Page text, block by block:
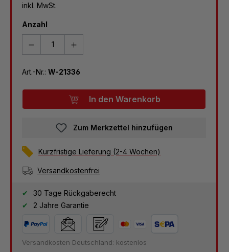
inkl. MwSt.
Anzahl
Art.-Nr.: W-21336
In den Warenkorb
Zum Merkzettel hinzufügen
Kurzfristige Lieferung (2-4 Wochen)
Versandkostenfrei
30 Tage Rückgaberecht
2 Jahre Garantie
Versandkosten Deutschland: kostenlos